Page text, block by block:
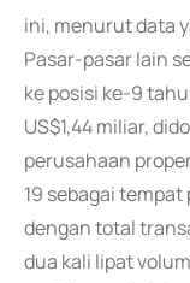
ini, menurut data
Pasar-pasar lain
ke posisi ke-9
US$1,44 miliar,
perusahaan
19 sebagai
dengan total
dua kali lipat